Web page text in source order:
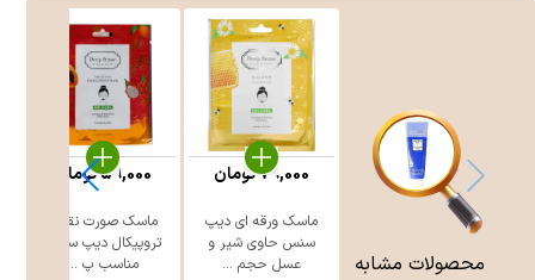
محصولات مشابه
ماسک ورقه ای دیپ
سنس حاوی شیر و
عسل حجم ...
79,000تومان
ماسک صورت نقابی
تروپیکال دیپ سنس
مناسب پ ...
59,000تومان